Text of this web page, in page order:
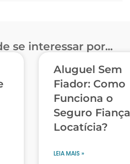
se interessar por...
Aluguel Sem
Fiador: Como
Funciona o
Seguro Fiança
Locatícia?
LEIA MAIS »